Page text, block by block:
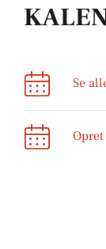
Se